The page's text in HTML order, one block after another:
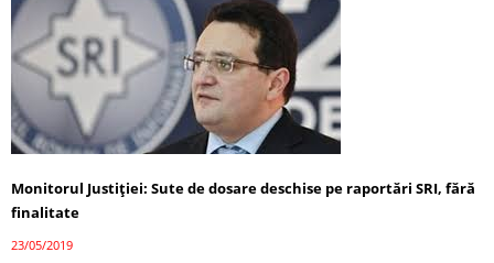
Monitorul Justiţiei: Sute de dosare deschise pe raportări SRI, fără
finalitate
23/05/2019